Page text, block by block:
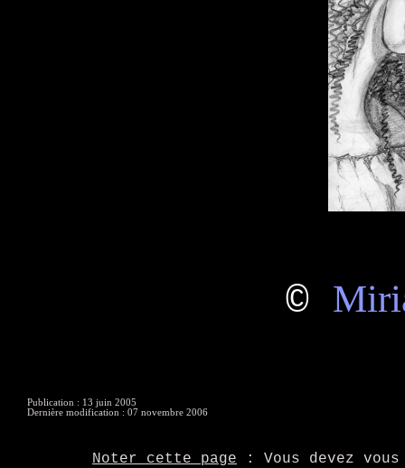
©
Publication : 13 juin 2005
Dernière modification : 07 novembre 2006
Noter cette page : Vous devez